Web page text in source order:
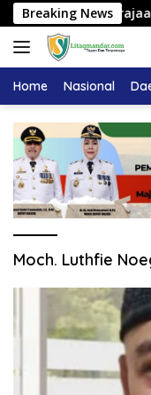
Langsung
ke
konten
Breaking News
Adat Kerajaan
Home Nasional
Moch. Luthfie